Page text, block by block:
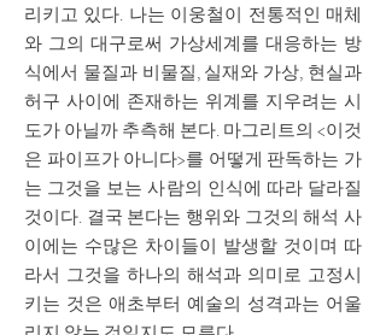
리키고 있다. 나는 이웅철이 전통적인 매체
와 그의 대구로써 가상세계를 대응하는 방
식에서 물질과 비물질, 실재와 가상, 현실과
허구 사이에 존재하는 위계를 지우려는 시
도가 아닐까 추측해 본다. 마그리트의 <이것
은 파이프가 아니다>를 어떻게 판독하는 가
는 그것을 보는 사람의 인식에 따라 달라질
것이다. 결국 본다는 행위와 그것의 해석 사
이에는 수많은 차이들이 발생할 것이며 따
라서 그것을 하나의 해석과 의미로 고정시
키는 것은 애초부터 예술의 성격과는 어울